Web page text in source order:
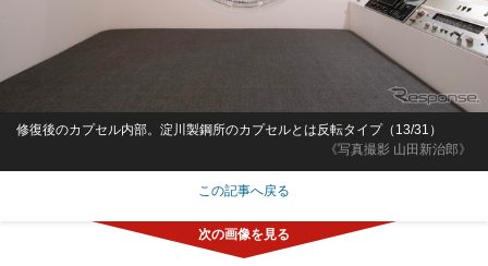
《写真撮影 山田新治郎》
修復後のカプセル内部。淀川製鋼所のカプセルとは反転タイプ（13/31）
この記事へ戻る